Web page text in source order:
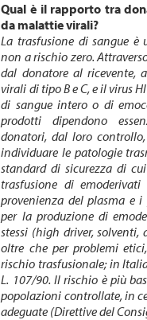
Qual è il rapporto tra
da malattie virali?
La trasfusione di sangue è
non a rischio zero.
dal donatore al ricevente,
virali di tipo B e C, e il virus
di sangue intero o di
prodotti dipendono
donatori, dal loro
individuare le patologie
standard di sicurezza di
trasfusione di
provenienza del plasma e
per la produzione di
stessi (high driver, solventi,
oltre che per problemi
rischio trasfusionale;in
L. 107/90. Il rischio è più
popolazioni controllate, in
adeguate (Direttive del